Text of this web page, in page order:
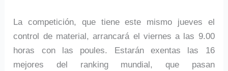
La competición, que tiene este mismo jueves el
control de material, arrancará el viernes a las 9.00
horas con las poules. Estarán exentas las 16
mejores del ranking mundial, que pasan